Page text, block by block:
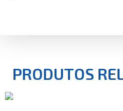
PRODUTOS